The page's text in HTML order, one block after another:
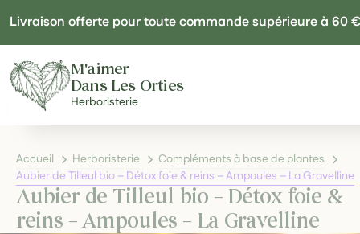
Livraison offerte pour toute commande supérieure à 60 €
M'aimer
Dans Les Orties
Herboristerie
Accueil Herboristerie
Compléments à base de plantes
Aubier de Tilleul bio – Détox foie & reins – Ampoules – La Gravelline
Aubier de Tilleul bio – Détox foie &
reins – Ampoules – La Gravelline